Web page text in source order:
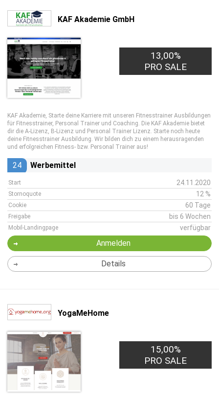
KAF Akademie GmbH
30,00€
PRO LEAD
13,00%
PRO SALE
KAF Akademie, Starte deine Karriere mit unseren Fitnesstrainer Ausbildungen
für Fitnesstrainer, Personal Trainer und Coaching. Die KAF Akademie bietet
dir die A-Lizenz, B-Lizenz und Personal Trainer Lizenz. Starte noch heute
deine Fitnesstrainer Ausbildung. Wir bilden dich zu einem herausragenden
und erfolgreichen Fitness- bzw. Personal Trainer aus!
24 Werbemittel
Start 24.11.2020
Stornoquote 12 %
Cookie 60 Tage
Freigabe bis 6 Wochen
Mobil-Landingpage verfügbar
Anmelden
Details
YogaMeHome
15,00%
PRO SALE